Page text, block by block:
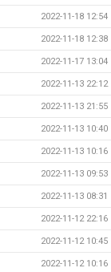
2022-11-18 12:54
2022-11-18 12:38
2022-11-17 13:04
2022-11-13 22:12
2022-11-13 21:55
2022-11-13 10:40
2022-11-13 10:16
2022-11-13 09:53
2022-11-13 08:31
2022-11-12 22:16
2022-11-12 10:45
2022-11-12 10:16